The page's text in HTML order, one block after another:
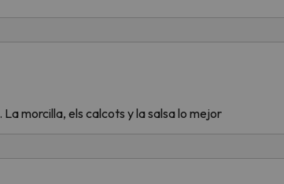
morcilla, els calcots y la salsa lo mejor